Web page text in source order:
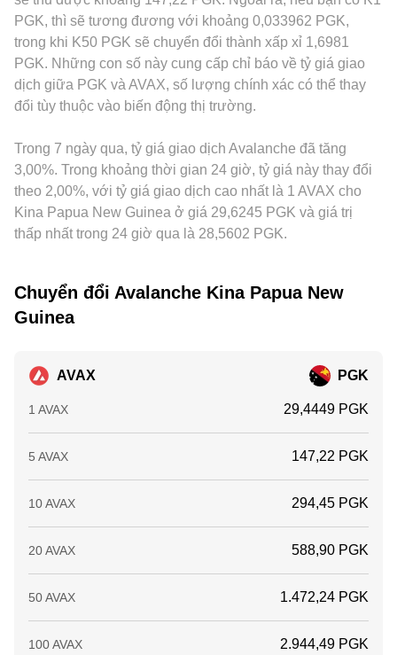
trên sàn tập trung hoặc on-chain (inflow/outflow ví sàn, hoạt
động của quỹ) thường gây biến động ngắn hạn, chồng lên
các yếu tố nền tảng kể trên và làm conversion rate
AVAX/PGK dao động.
góp phần vào quá trình khám phá giá, qua đó tác động đến
conversion rate AVAX/PGK mà bạn thấy trên trang chuyển
đổi.
tảng, AVAX/PGK còn được báo giá gián tiếp qua AVAX/USDT
và USDT/PGK; nếu USDT giao dịch chênh nhẹ so với PGK,
cơ sở giá USDT này sẽ truyền vào mức báo AVAX/PGK.
Cuối cùng, hoạt động arbitrage giữa các sàn giúp thu hẹp
chênh lệch theo thời gian, nhưng không thể loại bỏ hoàn
toàn khác biệt do độ trễ, phí giao dịch, hạn mức rút nạp và
PGK, thì sẽ tương đương với khoảng 0,033962 PGK,
trong khi K50 PGK sẽ chuyển đổi thành xấp xỉ 1,6981
PGK. Những con số này cung cấp chỉ báo về tỷ giá giao
dịch giữa PGK và AVAX, số lượng chính xác có thể thay
đổi tùy thuộc vào biến động thị trường.
Trong 7 ngày qua, tỷ giá giao dịch Avalanche đã tăng
3,00%. Trong khoảng thời gian 24 giờ, tỷ giá này thay đổi
theo 2,00%, với tỷ giá giao dịch cao nhất là 1 AVAX cho
Kina Papua New Guinea ở giá 29,6245 PGK và giá trị
thấp nhất trong 24 giờ qua là 28,5602 PGK.
Chuyển đổi Avalanche Kina Papua New
Guinea
AVAX PGK
1 AVAX 29,4449 PGK
5 AVAX 147,22 PGK
10 AVAX 294,45 PGK
20 AVAX 588,90 PGK
50 AVAX 1.472,24 PGK
100 AVAX 2.944,49 PGK